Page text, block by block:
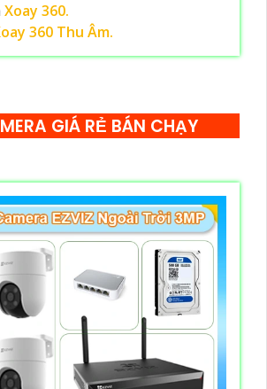
Xoay 360.
360 Thu Âm.
GIÁ RẺ BÁN CHẠY